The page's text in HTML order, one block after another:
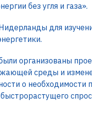
без угля и газа».
для
организованы
среды и
о необходимости